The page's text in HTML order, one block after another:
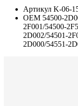
Артикул K-06-
ОЕМ 54500-
2F001/54500-
2D002/54501-
2D000/54551-